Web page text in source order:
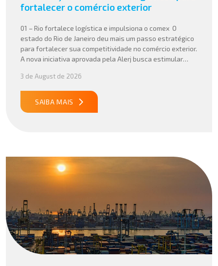
fortalecer o comércio exterior
01 – Rio fortalece logística e impulsiona o comex O
estado do Rio de Janeiro deu mais um passo estratégico
para fortalecer sua competitividade no comércio exterior.
A nova iniciativa aprovada pela Alerj busca estimular
para empresas que atuam com importação e exportação,
especialmente em setores que […]
3 de August de 2026
SAIBA MAIS